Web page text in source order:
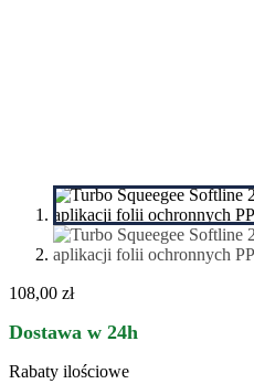
108,00 zł
Dostawa w 24h
Rabaty ilościowe